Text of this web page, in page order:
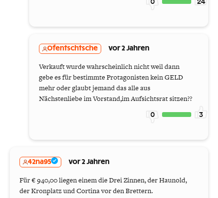
Ofentschtsche vor 2 Jahren
Verkauft wurde wahrscheinlich nicht weil dann
gebe es für bestimmte Protagonisten kein GELD
mehr oder glaubt jemand das alle aus
Nächstenliebe im Vorstand,im Aufsichtsrat sitzen??
0 3
42na95 vor 2 Jahren
Für € 940,00 liegen einem die Drei Zinnen, der Haunold,
der Kronplatz und Cortina vor den Brettern.